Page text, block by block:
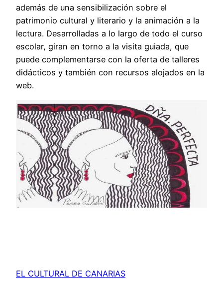
además de una sensibilización sobre el
patrimonio cultural y literario y la animación a la
lectura. Desarrolladas a lo largo de todo el curso
escolar, giran en torno a la visita guiada, que
puede complementarse con la oferta de talleres
didácticos y también con recursos alojados en la
web.
EL CULTURAL DE CANARIAS